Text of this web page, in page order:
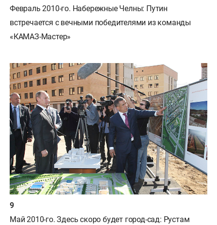
Февраль 2010-го. Набережные Челны: Путин
встречается с вечными победителями из команды
«КАМАЗ-Мастер»
Май 2010-го.Здесь скоро будет город-сад: Рустам